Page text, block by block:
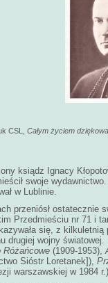
CSL, Całym życiem
ksiądz Ignacy
swoje
w Lublinie.
przeniósł ostatecznie
Przedmieściu nr 71 i
się, z
drugiej wojny
Różańcowe (1909-1953),
Sióstr Loretanek]),
warszawskiej w 1984